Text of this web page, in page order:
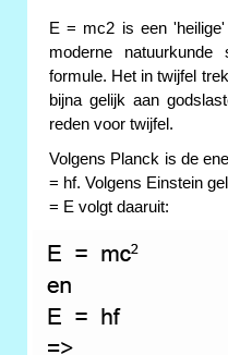
E = mc2 is een
moderne
formule. Het in twijfel
bijna gelijk aan
reden voor twijfel.
Volgens Planck is de
= hf. Volgens Einstein
= E volgt daaruit: